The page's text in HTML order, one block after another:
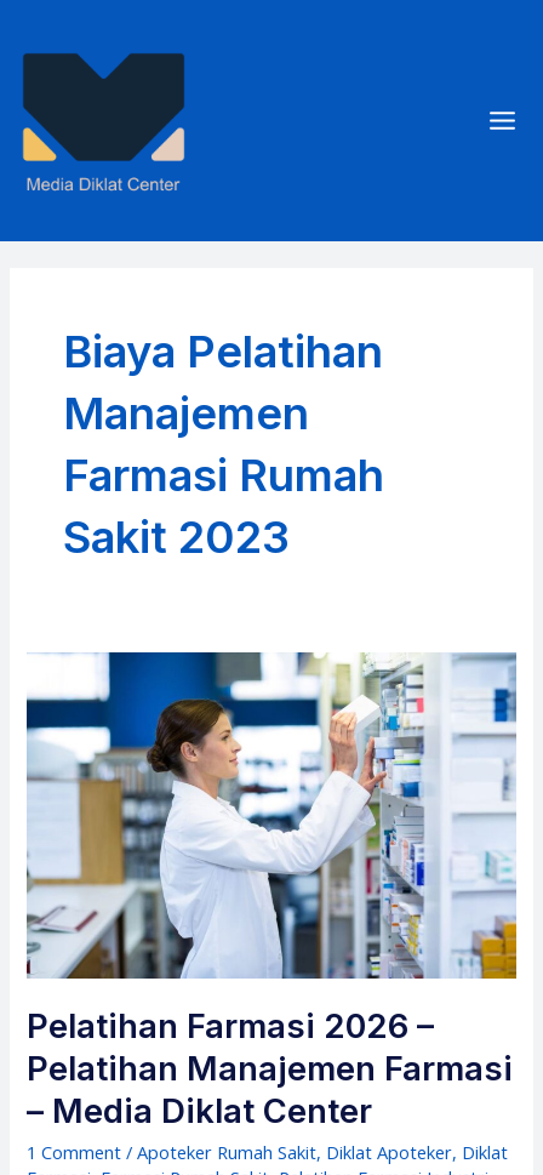
Biaya Pelatihan
Manajemen
Farmasi Rumah
Sakit 2023
Pelatihan Farmasi 2026 –
Pelatihan Manajemen Farmasi
– Media Diklat Center
1 Comment /Apoteker Rumah Sakit, Diklat Apoteker, Diklat